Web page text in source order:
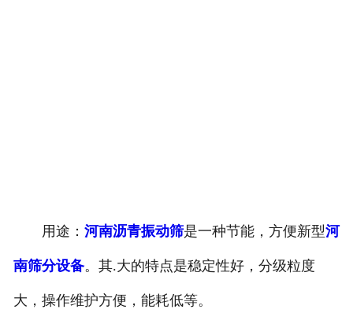
用途： 河南沥青振动筛是一种节能，方便新型河
南筛分设备。其.大的特点是稳定性好，分级粒度
大，操作维护方便，能耗低等。